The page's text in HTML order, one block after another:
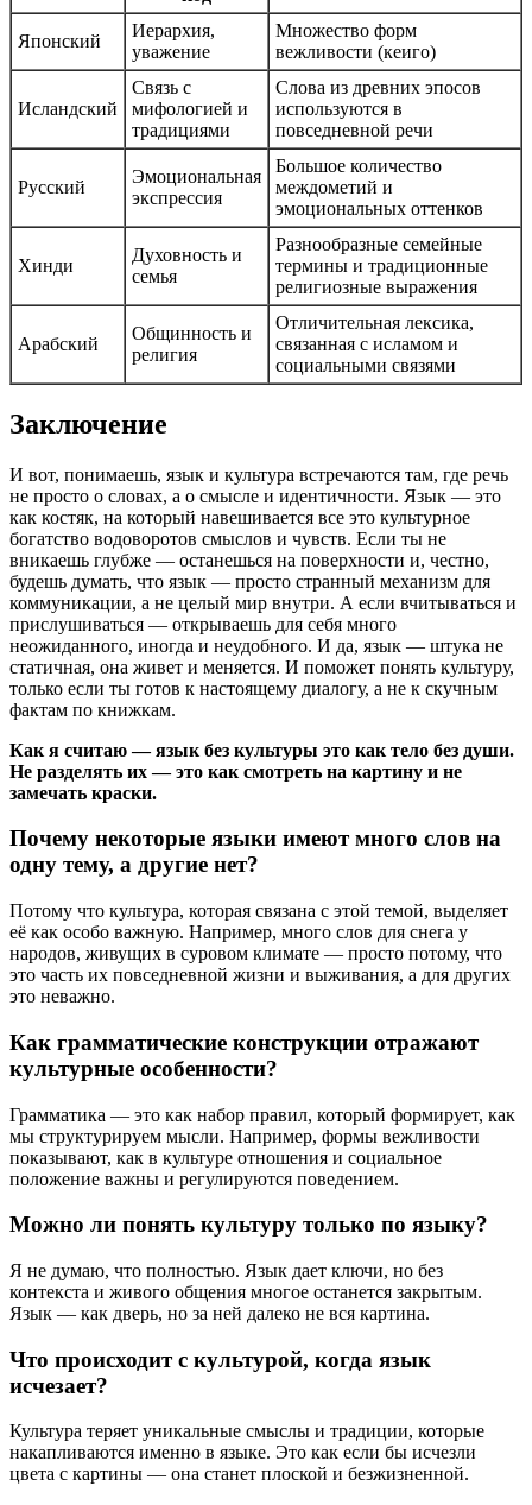
Японский
Иерархия,
уважение
Множество форм
вежливости (кеиго)
Исландский
Связь с
мифологией и
традициями
Слова из древних эпосов
используются в
повседневной речи
Русский
Эмоциональная
экспрессия
Большое количество
междометий и
эмоциональных оттенков
Хинди
Духовность и
семья
Разнообразные семейные
термины и традиционные
религиозные выражения
Арабский
Общинность и
религия
Отличительная лексика,
связанная с исламом и
социальными связями
Заключение
И вот, понимаешь, язык и культура встречаются там, где речь
не просто о словах, а о смысле и идентичности. Язык — это
как костяк, на который навешивается все это культурное
богатство водоворотов смыслов и чувств. Если ты не
вникаешь глубже — останешься на поверхности и, честно,
будешь думать, что язык — просто странный механизм для
коммуникации, а не целый мир внутри. А если вчитываться и
прислушиваться — открываешь для себя много
неожиданного, иногда и неудобного. И да, язык — штука не
статичная, она живет и меняется. И поможет понять культуру,
только если ты готов к настоящему диалогу, а не к скучным
фактам по книжкам.
Как я считаю — язык без культуры это как тело без души.
Не разделять их — это как смотреть на картину и не
замечать краски.
Почему некоторые языки имеют много слов на
одну тему, а другие нет?
Потому что культура, которая связана с этой темой, выделяет
её как особо важную. Например, много слов для снега у
народов, живущих в суровом климате — просто потому, что
это часть их повседневной жизни и выживания, а для других
это неважно.
Как грамматические конструкции отражают
культурные особенности?
Грамматика — это как набор правил, который формирует, как
мы структурируем мысли. Например, формы вежливости
показывают, как в культуре отношения и социальное
положение важны и регулируются поведением.
Можно ли понять культуру только по языку?
Я не думаю, что полностью. Язык дает ключи, но без
контекста и живого общения многое останется закрытым.
Язык — как дверь, но за ней далеко не вся картина.
Что происходит с культурой, когда язык
исчезает?
Культура теряет уникальные смыслы и традиции, которые
накапливаются именно в языке. Это как если бы исчезли
цвета с картины — она станет плоской и безжизненной.